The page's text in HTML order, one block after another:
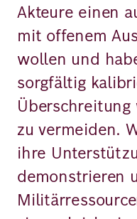
Akteure einen
mit offenem
wollen und
sorgfältig
zu vermeiden.
ihre
demonstrieren